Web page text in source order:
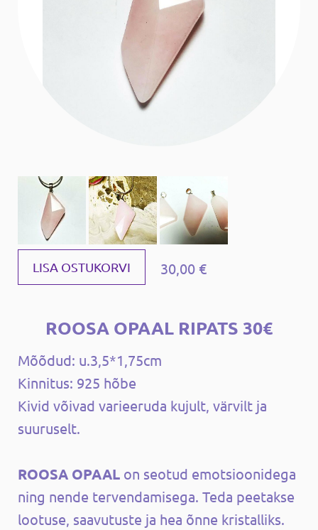
LISA OSTUKORVI 30,00 €
ROOSA OPAAL RIPATS 30€
Mõõdud: u.3,5*1,75cm
Kinnitus: 925 hõbe
Kivid võivad varieeruda kujult, värvilt ja
suuruselt.
ROOSA OPAAL on seotud emotsioonidega
ning nende tervendamisega. Teda peetakse
lootuse, saavutuste ja hea õnne kristalliks.